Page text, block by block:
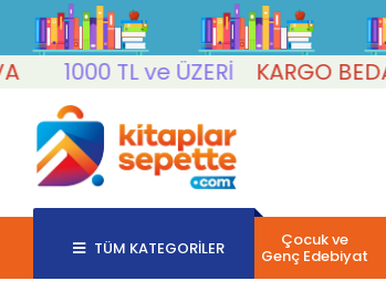
1000 TL ve ÜZERİ
KARGO BEDAVA
TÜM KATEGORİLER Çocuk ve
Genç Edebiyat